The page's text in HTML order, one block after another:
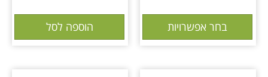
בחר אפשרויות הוספה לסל